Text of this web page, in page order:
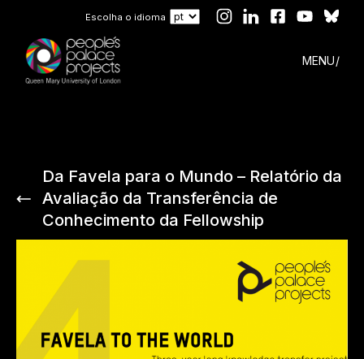
Escolha o idioma
MENU
Da Favela para o Mundo – Relatório da
Avaliação da Transferência de
Conhecimento da Fellowship